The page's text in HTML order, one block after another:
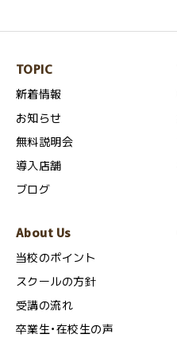
TOPIC
新着情報
お知らせ
無料説明会
導入店舗
ブログ
About Us
当校のポイント
スクールの方針
受講の流れ
卒業生・在校生の声